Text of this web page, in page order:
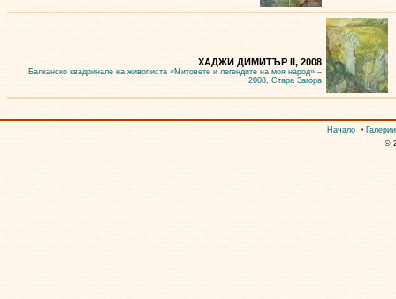
ХАДЖИ ДИМИТЪР II, 2008
Балканско квадринале на живописта «Митовете и легендите на моя народ» –
2008, Стара Загора
Начало • Галерии
©